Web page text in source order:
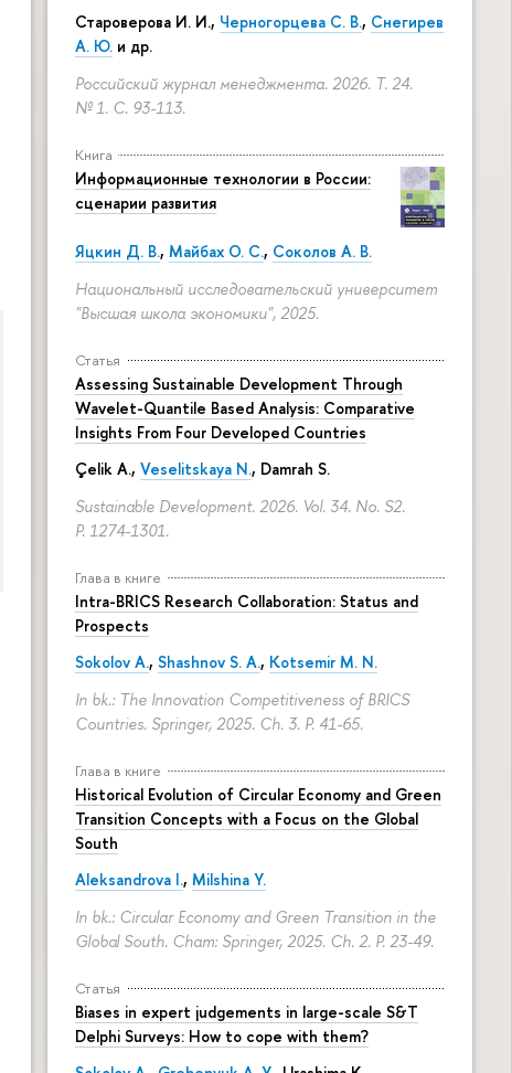
Староверова И. И., Черногорцева С. В., Снегирев
А. Ю. и др.
Российский журнал менеджмента. 2026. Т. 24.
№ 1. С. 93-113.
Книга
Информационные технологии в России:
сценарии развития
Яцкин Д. В., Майбах О. С., Соколов А. В.
Национальный исследовательский университет
"Высшая школа экономики", 2025.
Статья
Assessing Sustainable Development Through
Wavelet-Quantile Based Analysis: Comparative
Insights From Four Developed Countries
Çelik A., Veselitskaya N., Damrah S.
Sustainable Development. 2026. Vol. 34. No. S2.
P. 1274-1301.
Глава в книге
Intra-BRICS Research Collaboration: Status and
Prospects
Sokolov A., Shashnov S. A., Kotsemir M. N.
In bk.: The Innovation Competitiveness of BRICS
Countries. Springer, 2025. Ch. 3. P. 41-65.
Глава в книге
Historical Evolution of Circular Economy and Green
Transition Concepts with a Focus on the Global
South
Aleksandrova I., Milshina Y.
In bk.: Circular Economy and Green Transition in the
Global South. Cham: Springer, 2025. Ch. 2. P. 23-49.
Статья
Biases in expert judgements in large-scale S&T
Delphi Surveys: How to cope with them?